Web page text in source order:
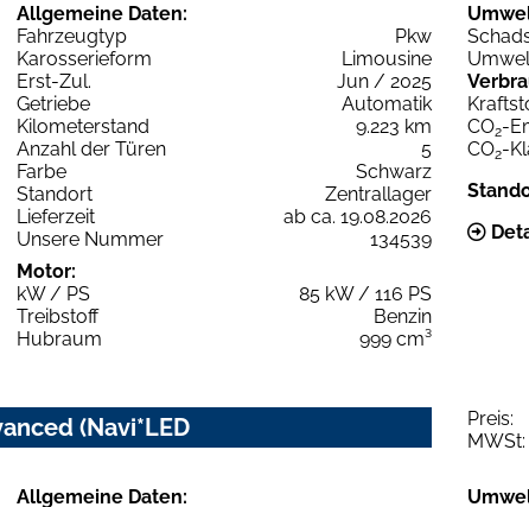
Allgemeine Daten:
Fahrzeugtyp
Pkw
Karosserieform
Limousine
Erst-Zul.
Jun / 2025
Getriebe
Automatik
Kilometerstand
9.223 km
Anzahl der Türen
5
Farbe
Schwarz
Standort
Zentrallager
Lieferzeit
ab ca. 19.08.2026
Unsere Nummer
134539
Motor:
kW / PS
85 kW / 116 PS
Treibstoff
Benzin
Hubraum
999 cm³
CO2-
CO2-
(Navi*LED Preis:
MWSt:
Allgemeine Daten: